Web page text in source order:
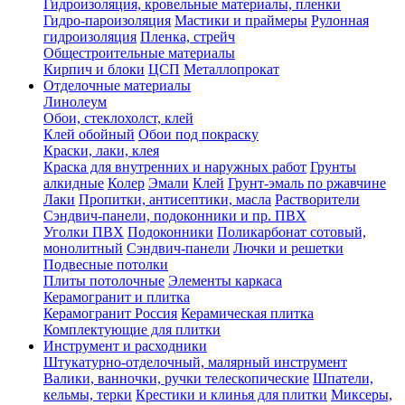
Гидроизоляция, кровельные материалы, пленки
Гидро-пароизоляция Мастики и праймеры Рулонная
гидроизоляция Пленка, стрейч
Общестроительные материалы
Кирпич и блоки ЦСП Металлопрокат
Отделочные материалы
Линолеум
Обои, стеклохолст, клей
Клей обойный Обои под покраску
Краски, лаки, клея
Краска для внутренних и наружных работ Грунты
алкидные Колер Эмали Клей Грунт-эмаль по ржавчине
Лаки Пропитки, антисептики, масла Растворители
Сэндвич-панели, подоконники и пр. ПВХ
Уголки ПВХ Подоконники Поликарбонат сотовый,
монолитный Сэндвич-панели Лючки и решетки
Подвесные потолки
Плиты потолочные Элементы каркаса
Керамогранит и плитка
Керамогранит Россия Керамическая плитка
Комплектующие для плитки
Инструмент и расходники
Штукатурно-отделочный, малярный инструмент
Валики, ванночки, ручки телескопические Шпатели,
кельмы, терки Крестики и клинья для плитки Миксеры,